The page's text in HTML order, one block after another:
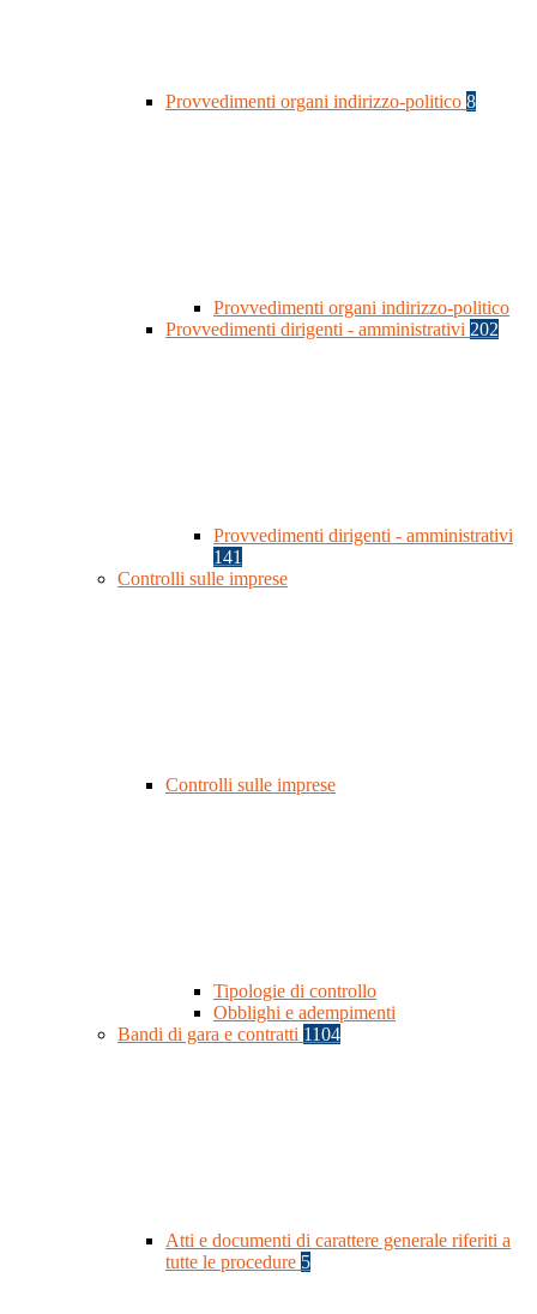
Provvedimenti organi indirizzo-politico 8
Provvedimenti organi indirizzo-politico
Provvedimenti dirigenti - amministrativi 202
Provvedimenti dirigenti - amministrativi
141
Controlli sulle imprese
Controlli sulle imprese
Tipologie di controllo
Obblighi e adempimenti
Bandi di gara e contratti 1104
Atti e documenti di carattere generale riferiti a
tutte le procedure 5